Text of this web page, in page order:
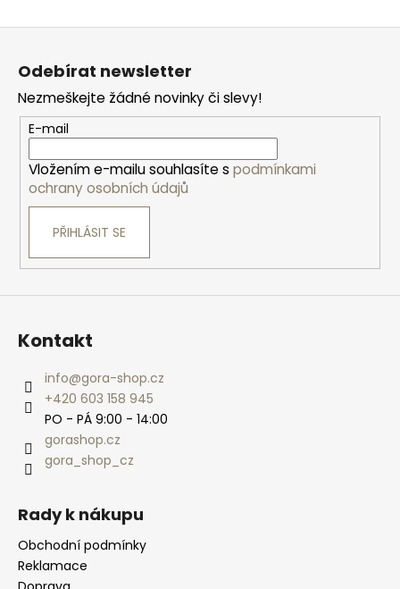
Z
Odebírat newsletter
Nezmeškejte žádné novinky či slevy!
E-mail
Vložením e-mailu souhlasíte s podmínkami
ochrany osobních údajů
PŘIHLÁSIT SE
Kontakt
info@gora-shop.cz
+420 603 158 945
PO - PÁ 9:00 - 14:00
gorashop.cz
gora_shop_cz
Rady k nákupu
Obchodní podmínky
Reklamace